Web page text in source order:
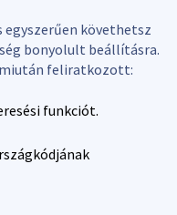
egyszerűen követhetsz
bonyolult beállításra.
feliratkozott:
funkciót.